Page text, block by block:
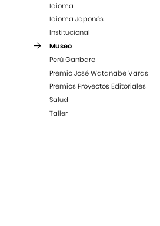
Idioma
Idioma Japonés
Institucional
Museo
Perú Ganbare
Premio José Watanabe Varas
Premios Proyectos Editoriales
Salud
Taller